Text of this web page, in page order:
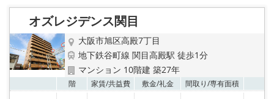
り
オズレジデンス関目
大阪市旭区高殿7丁目
地下鉄谷町線 関目高殿駅 徒歩1分
マンション 10階建 築27年
階 家賃/共益費 敷金/礼金 間取り/専有面積